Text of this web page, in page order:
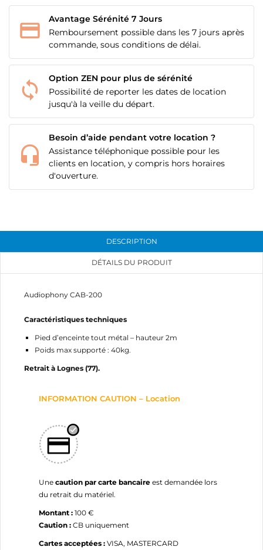
Avantage Sérénité 7 Jours
Remboursement possible dans les 7 jours après
commande, sous conditions de délai.
Option ZEN pour plus de sérénité
Possibilité de reporter les dates de location
jusqu'à la veille du départ.
Besoin d’aide pendant votre location ?
Assistance téléphonique possible pour les
clients en location, y compris hors horaires
d'ouverture.
DESCRIPTION
DÉTAILS DU PRODUIT
Audiophony CAB-200
Caractéristiques techniques
Pied d’enceinte tout métal – hauteur 2m
Poids max supporté : 40kg.
Retrait à Lognes (77).
INFORMATION CAUTION – Location
Une caution par carte bancaire est demandée lors
du retrait du matériel.
Montant : 100 €
Caution : CB uniquement
Cartes acceptées : VISA, MASTERCARD
MES LISTES
CRÉER UNE LISTE D'ENVIES
NOM DE LA LISTE D'ENVIES
CONNEXION
à votre liste d'envies.